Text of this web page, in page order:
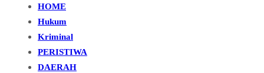
HOME
Hukum
Kriminal
PERISTIWA
DAERAH